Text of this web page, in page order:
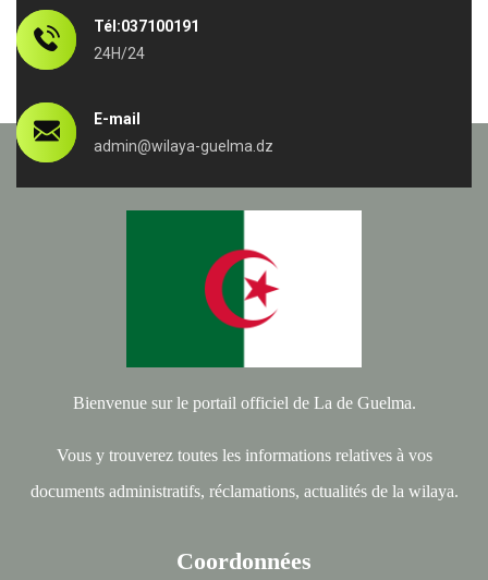
Tél:037100191
24H/24
E-mail
admin@wilaya-guelma.dz
Bienvenue sur le portail officiel de La de Guelma.
Vous y trouverez toutes les informations relatives à vos
documents administratifs, réclamations, actualités de la wilaya.
Coordonnées